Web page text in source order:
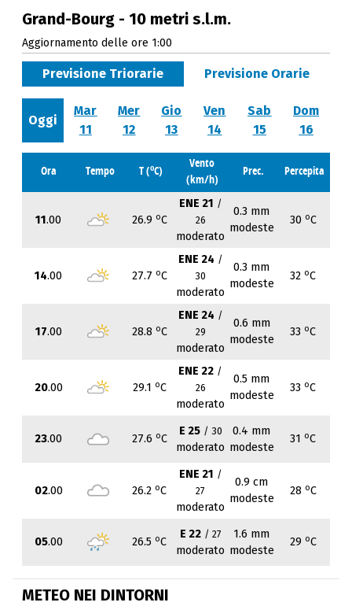
Grand-Bourg - 10 metri s.l.m.
Aggiornamento delle ore 1:00
Previsione Triorarie Previsione Orarie
Oggi
Mar
11
Mer
12
Gio
13
Ven
14
Sab
15
Dom
16
Ora Tempo T (oC)
Vento
(km/h)
Prec. Percepita
11.00 26.9 oC
ENE 21 /
26
moderato
0.3 mm
modeste
30 oC
14.00 27.7 oC
ENE 24 /
30
moderato
0.3 mm
modeste
32 oC
17.00 28.8 oC
ENE 24 /
29
moderato
0.6 mm
modeste
33 oC
20.00 29.1 oC
ENE 22 /
26
moderato
0.5 mm
modeste
33 oC
23.00 27.6 oC
E 25 / 30
moderato
0.4 mm
modeste
31 oC
02.00 26.2 oC
ENE 21 /
27
moderato
0.9 cm
modeste
28 oC
05.00 26.5 oC
E 22 / 27
moderato
1.6 mm
modeste
29 oC
METEO NEI DINTORNI